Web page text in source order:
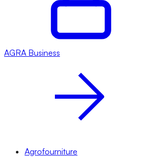
AGRA Business
Agrofourniture